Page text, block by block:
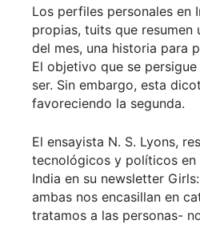
Los perfiles personales en
propias, tuits que
del mes, una historia para
El objetivo que se
ser. Sin embargo, esta
favoreciendo la segunda.
El ensayista N. S. Lyons,
tecnológicos y políticos en
India en su newsletter
ambas nos encasillan en
tratamos a las personas-